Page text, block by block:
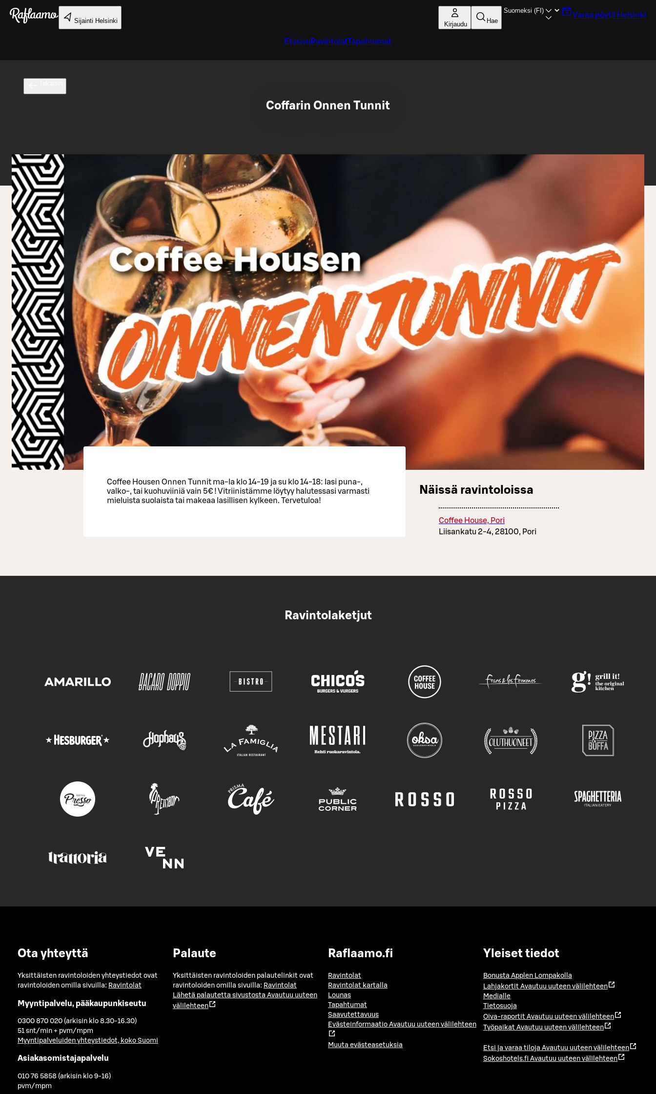
Siirry pääsisältöön
Sijainti Helsinki Kirjaudu Hae
Varaa pöytä Helsinki
Etusivu RavintolatTapahtumat
Coffarin Onnen Tunnit
Coffee Housen Onnen Tunnit ma-la klo 14-19 ja su klo 14-18: lasi puna-,
valko-, tai kuohuviiniä vain 5€ ! Vitriinistämme löytyy halutessasi varmasti
mieluista suolaista tai makeaa lasillisen kylkeen. Tervetuloa!
Näissä ravintoloissa
Coffee House, Pori
Liisankatu 2-4, 28100, Pori
Ravintolaketjut
Ota yhteyttä
Yksittäisten ravintoloiden yhteystiedot ovat
ravintoloiden omilla sivuilla: Ravintolat
Myyntipalvelu, pääkaupunkiseutu
0300 870 020 (arkisin klo 8.30-16.30)
51 snt/min + pvm/mpm
Myyntipalveluiden yhteystiedot, koko Suomi
Asiakasomistajapalvelu
010 76 5858 (arkisin klo 9-16)
pvm/mpm
Palaute
Yksittäisten ravintoloiden palautelinkit ovat
ravintoloiden omilla sivuilla: Ravintolat
Lähetä palautetta sivustosta Avautuu uuteen
välilehteen
Raflaamo.fi
Ravintolat
Ravintolat kartalla
Lounas
Tapahtumat
Saavutettavuus
Evästeinformaatio Avautuu uuteen välilehteen
Muuta evästeasetuksia
Yleiset tiedot
Bonusta Applen Lompakolla
Lahjakortit Avautuu uuteen välilehteen
Medialle
Tietosuoja
Oiva-raportit Avautuu uuteen välilehteen
Työpaikat Avautuu uuteen välilehteen
Etsi ja varaa tiloja Avautuu uuteen välilehteen
Sokoshotels.fi Avautuu uuteen välilehteen